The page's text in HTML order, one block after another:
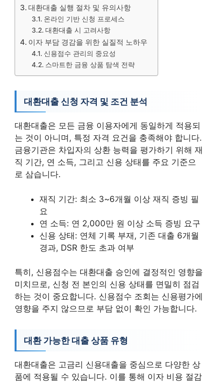
대환대출 실행 절차 및 유의사항
온라인 기반 신청 프로세스
대환대출 시 고려사항
이자 부담 경감을 위한 실질적 노하우
신용점수 관리의 중요성
스마트한 금융 상품 탐색 전략
대환대출 신청 자격 및 조건 분석
대환대출은 모든 금융 이용자에게 동일하게 적용되
는 것이 아니며, 특정 자격 요건을 충족해야 합니다.
금융기관은 차입자의 상환 능력을 평가하기 위해 재
직 기간, 연 소득, 그리고 신용 상태를 주요 기준으
로 삼습니다.
재직 기간: 최소 3~6개월 이상 재직 증빙 필
요
연 소득: 연 2,000만 원 이상 소득 증빙 요구
신용 상태: 연체 기록 부재, 기존 대출 6개월
경과, DSR 한도 초과 여부
특히, 신용점수는 대환대출 승인에 결정적인 영향을
미치므로, 신청 전 본인의 신용 상태를 면밀히 점검
하는 것이 중요합니다. 신용점수 조회는 신용평가에
영향을 주지 않으므로 부담 없이 확인 가능합니다.
대환 가능한 대출 상품 유형
대환대출은 고금리 신용대출을 중심으로 다양한 상
품에 적용될 수 있습니다. 이를 통해 이자 비용 절감